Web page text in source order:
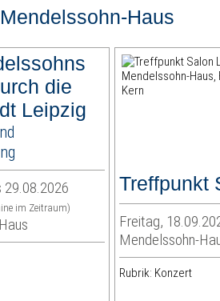
Mendelssohn-Haus
die
Leipzig
29.08.2026
im Zeitraum)
Treffpunkt
Freitag,
Mendelssohn-
Rubrik: Konzert